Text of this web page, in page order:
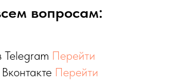
вопросам:
Перейти
Перейти